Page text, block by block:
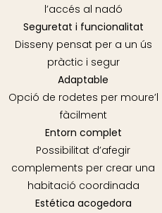
l’accés al nadó
Seguretat i funcionalitat
Disseny pensat per a un ús
pràctic i segur
Adaptable
Opció de rodetes per moure’l
fàcilment
Entorn complet
Possibilitat d’afegir
complements per crear una
habitació coordinada
Estética acogedora